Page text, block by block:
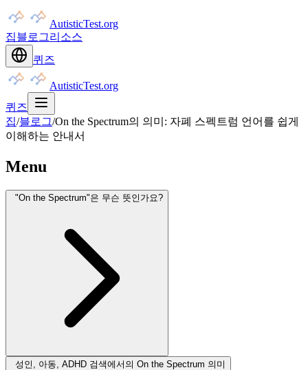
AutisticTest.org
집블로그리소스
퀴즈
AutisticTest.org
퀴즈
집/블로그/On the Spectrum의 의미: 자폐 스펙트럼 언어를 쉽게
이해하는 안내서
Menu
"On the Spectrum"은 무슨 뜻인가요?
성인, 아동, ADHD 검색에서의 On the Spectrum 의미